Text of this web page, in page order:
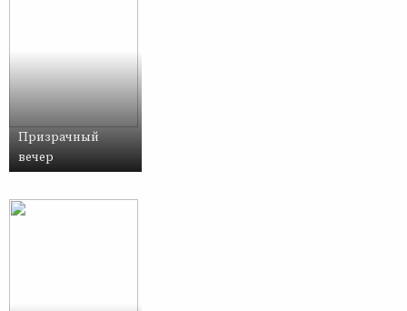
Призрачный
вечер